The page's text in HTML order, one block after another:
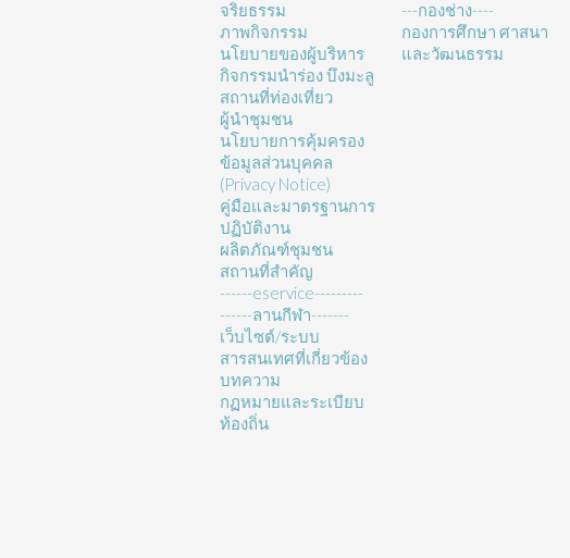
จริยธรรม
ภาพกิจกรรม
นโยบายของผู้บริหาร
กิจกรรมนำร่อง บึงมะลู
สถานที่ท่องเที่ยว
ผู้นำชุมชน
นโยบายการคุ้มครอง
ข้อมูลส่วนบุคคล
(Privacy Notice)
คู่มือและมาตรฐานการ
ปฏิบัติงาน
ผลิตภัณฑ์ชุมชน
สถานที่สำคัญ
------eservice---------
------ลานกีฬา-------
เว็บไซต์/ระบบ
สารสนเทศที่เกี่ยวข้อง
บทความ
กฏหมายและระเบียบ
ท้องถิ่น
---กองช่าง----
กองการศึกษา ศาสนา
และวัฒนธรรม